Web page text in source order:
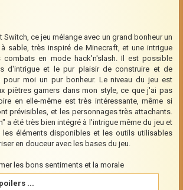
Switch, ce jeu mélange avec un grand bonheur un
sable, très inspiré de Minecraft, et une intrigue
combats en mode hack'n'slash. Il est possible
d'intrigue et le pur plaisir de construire et de
moi un pur bonheur. Le niveau du jeu est
piètres gamers dans mon style, ce que j'ai pas
en elle-même est très intéressante, même si
prévisibles, et les personnages très attachants.
a été très bien intégré à l'intrigue même du jeu et
les éléments disponibles et les outils utilisables
en douceur avec les bases du jeu.
les bons sentiments et la morale
...